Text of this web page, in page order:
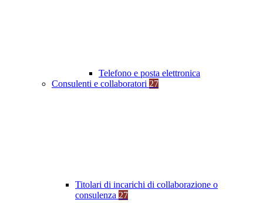
Telefono e posta elettronica
Consulenti e collaboratori 27
Titolari di incarichi di collaborazione o
consulenza 27